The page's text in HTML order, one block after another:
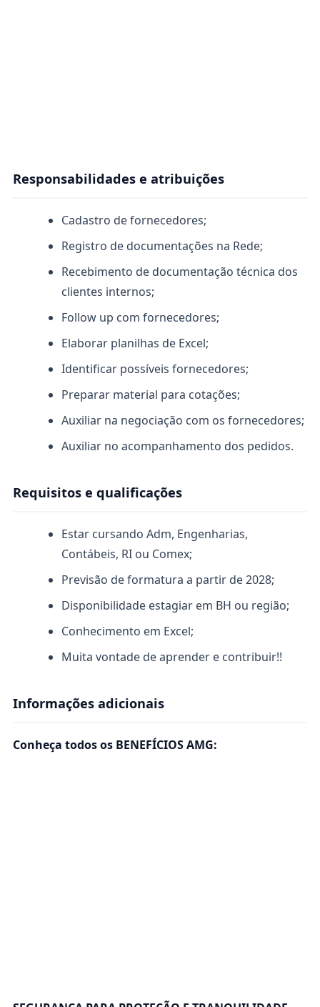
Responsabilidades e atribuições
Cadastro de fornecedores;
Registro de documentações na Rede;
Recebimento de documentação técnica dos
clientes internos;
Follow up com fornecedores;
Elaborar planilhas de Excel;
Identificar possíveis fornecedores;
Preparar material para cotações;
Auxiliar na negociação com os fornecedores;
Auxiliar no acompanhamento dos pedidos.
Requisitos e qualificações
Estar cursando Adm, Engenharias,
Contábeis, RI ou Comex;
Previsão de formatura a partir de 2028;
Disponibilidade estagiar em BH ou região;
Conhecimento em Excel;
Muita vontade de aprender e contribuir!!
Informações adicionais
Conheça todos os BENEFÍCIOS AMG: